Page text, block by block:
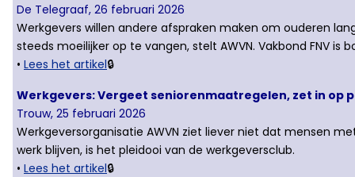
De Telegraaf, 26 februari 2026
Werkgevers willen andere afspraken maken om ouderen
steeds moeilijker op te vangen, stelt AWVN. Vakbond FNV
• Lees het artikel🔒
Werkgevers: Vergeet seniorenmaatregelen, zet in op
Trouw, 25 februari 2026
Werkgeversorganisatie AWVN ziet liever niet dat mensen
werk blijven, is het pleidooi van de werkgeversclub.
• Lees het artikel🔒